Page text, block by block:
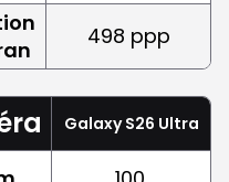
498 ppp
Galaxy S26 Ultra